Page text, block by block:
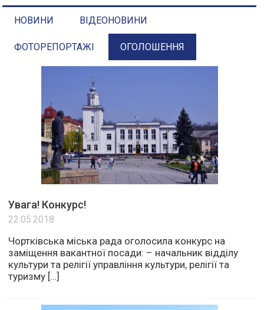
НОВИНИ ВІДЕОНОВИНИ
ФОТОРЕПОРТАЖІ ОГОЛОШЕННЯ
Увага! Конкурс!
22.05.2018
Чортківська міська рада оголосила конкурс на
заміщення вакантної посади: – начальник відділу
культури та релігії управління культури, релігії та
туризму […]